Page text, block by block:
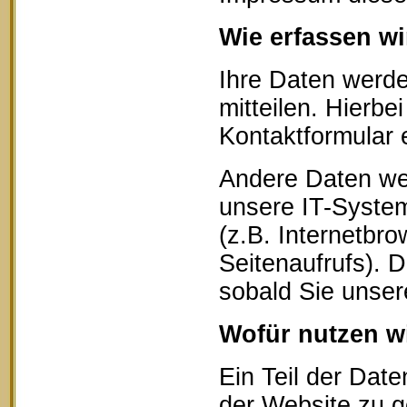
Wie erfassen
Ihre Daten
mitteilen.
Kontaktformular
Andere Daten
unsere IT-
(z.B.
Seitenaufrufs).
sobald Sie
Wofür nutzen
Ein Teil der